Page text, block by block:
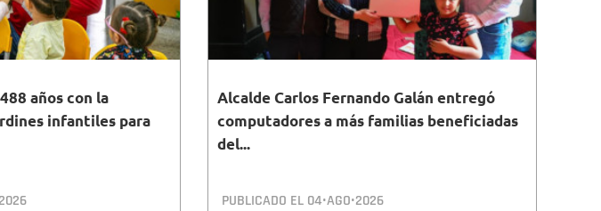
años con la
infantiles para
Alcalde Carlos Fernando Galán entregó
computadores a más familias beneficiadas
del...
PUBLICADO EL 04•AGO•2026